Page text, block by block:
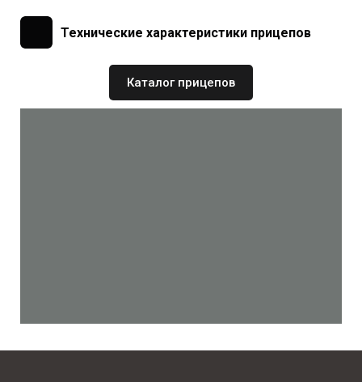
Технические характеристики прицепов
Каталог прицепов